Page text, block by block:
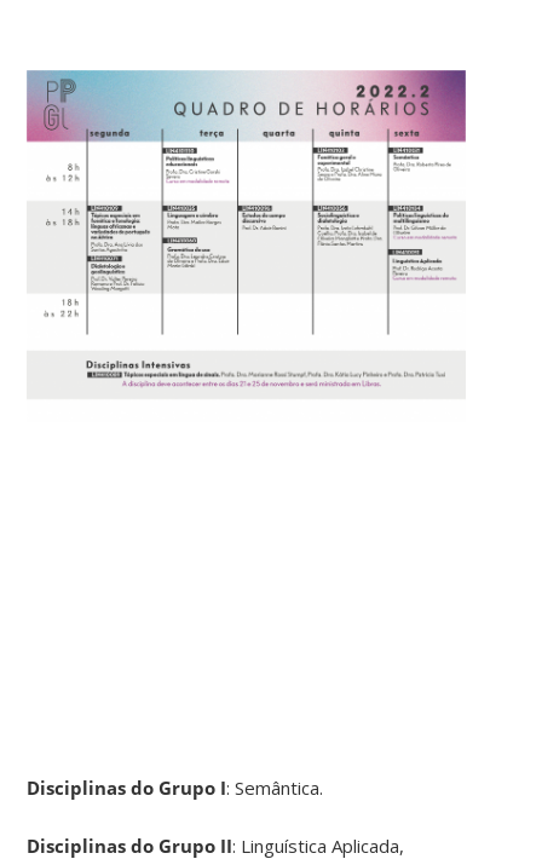
Disciplinas do Grupo I: Semântica.
Disciplinas do Grupo II: Linguística Aplicada,